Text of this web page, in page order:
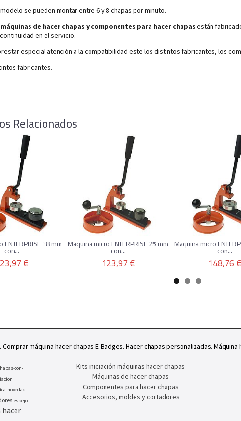
se pueden montar entre 6 y 8 chapas por minuto.
máquinas de hacer chapas y componentes para hacer chapas están
en el servicio.
especial atención a la compatibilidad este los distintos fabricantes, los
fabricantes.
Relacionados
ENTERPRISE 38 mm
con...
€
Maquina micro ENTERPRISE 25 mm
con...
123,97 €
Maquina micro
con...
148,76 €
máquina hacer chapas E-Badges. Hacer chapas personalizadas.
con-
novedad
espejo
hacer
Kits iniciación máquinas hacer chapas
Máquinas de hacer chapas
Componentes para hacer chapas
Accesorios, moldes y cortadores